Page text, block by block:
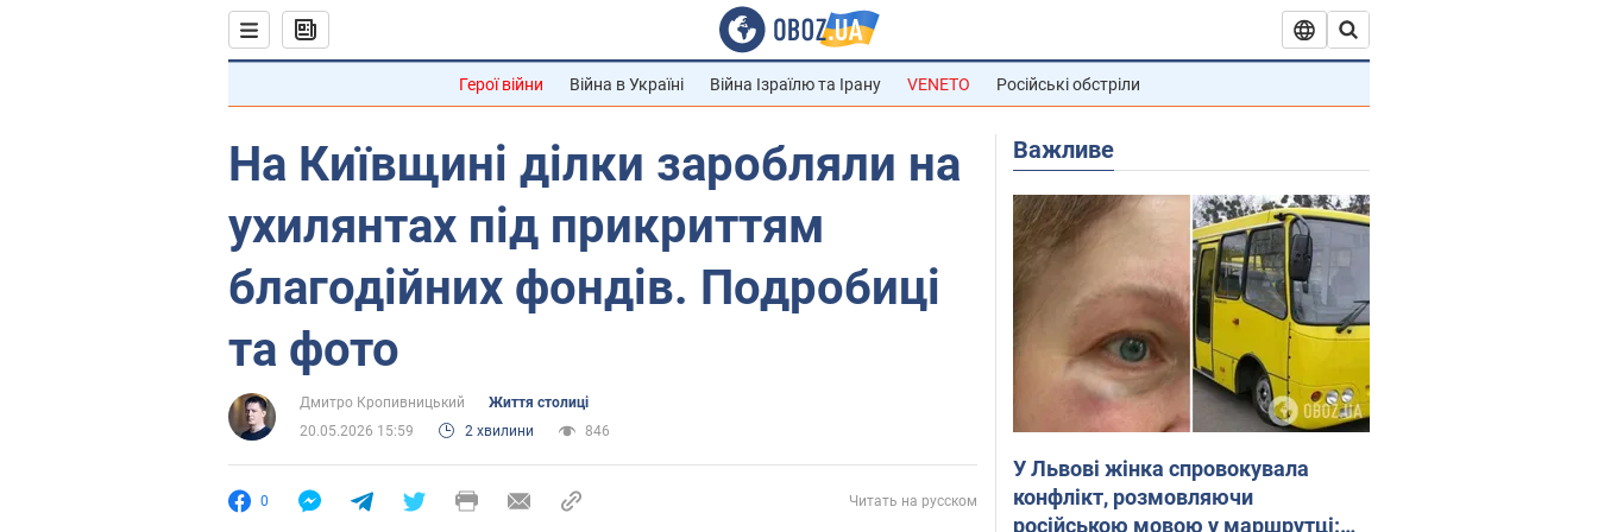
Герої війни Війна в Україні Війна Ізраїлю та Ірану VENETO Російські обстріли
На Київщині ділки заробляли на
ухилянтах під прикриттям
благодійних фондів. Подробиці
та фото
Дмитро Кропивницький
Життя столиці
20.05.2026 15:59
2 хвилини 846
0 Читать на русском
Важливе
У Львові жінка спровокувала
конфлікт, розмовляючи
російською мовою у маршрутці: